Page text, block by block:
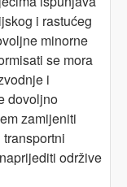
i rastućeg
minorne
se mora
i
dovoljno
zamijeniti
održive